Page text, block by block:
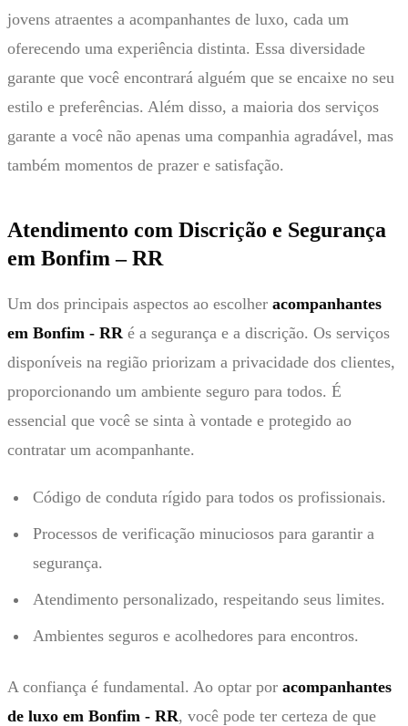
jovens atraentes a acompanhantes de luxo, cada um
oferecendo uma experiência distinta. Essa diversidade
garante que você encontrará alguém que se encaixe no seu
estilo e preferências. Além disso, a maioria dos serviços
garante a você não apenas uma companhia agradável, mas
também momentos de prazer e satisfação.
Atendimento com Discrição e Segurança
em Bonfim – RR
Um dos principais aspectos ao escolher acompanhantes
em Bonfim - RR é a segurança e a discrição. Os serviços
disponíveis na região priorizam a privacidade dos clientes,
proporcionando um ambiente seguro para todos. É
essencial que você se sinta à vontade e protegido ao
contratar um acompanhante.
Código de conduta rígido para todos os profissionais.
Processos de verificação minuciosos para garantir a
segurança.
Atendimento personalizado, respeitando seus limites.
Ambientes seguros e acolhedores para encontros.
A confiança é fundamental. Ao optar por acompanhantes
de luxo em Bonfim - RR, você pode ter certeza de que